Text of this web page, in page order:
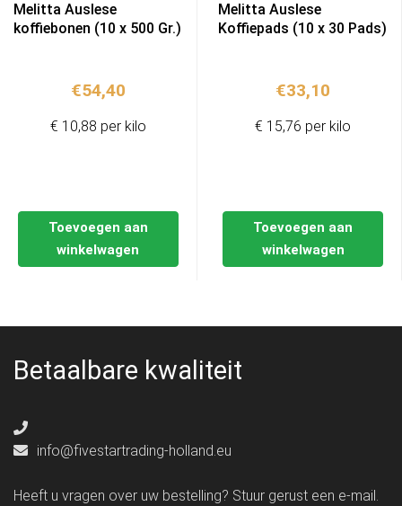
Melitta Auslese
koffiebonen (10 x 500 Gr.)
€54,40
Toevoegen aan
winkelwagen
€ 10,88 per kilo
Melitta Auslese
Koffiepads (10 x 30 Pads)
€33,10
Toevoegen aan
winkelwagen
€ 15,76 per kilo
Betaalbare kwaliteit
info@fivestartrading-holland.eu
Heeft u vragen over uw bestelling? Stuur gerust een e-mail.